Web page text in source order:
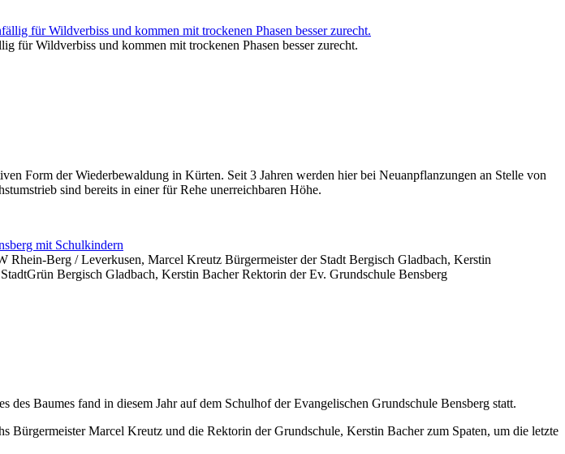
für Wildverbiss und kommen mit trockenen Phasen besser zurecht.
Form der Wiederbewaldung in Kürten. Seit 3 Jahren werden hier bei Neuanpflanzungen an Stelle von
sind bereits in einer für Rehe unerreichbaren Höhe.
Berg / Leverkusen, Marcel Kreutz Bürgermeister der Stadt Bergisch Gladbach, Kerstin
Bergisch Gladbach, Kerstin Bacher Rektorin der Ev. Grundschule Bensberg
Baumes fand in diesem Jahr auf dem Schulhof der Evangelischen Grundschule Bensberg statt.
Marcel Kreutz und die Rektorin der Grundschule, Kerstin Bacher zum Spaten, um die letzte